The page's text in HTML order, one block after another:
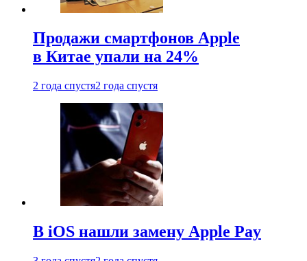
Продажи смартфонов Apple
в Китае упали на 24%
2 года спустя2 года спустя
В iOS нашли замену Apple Pay